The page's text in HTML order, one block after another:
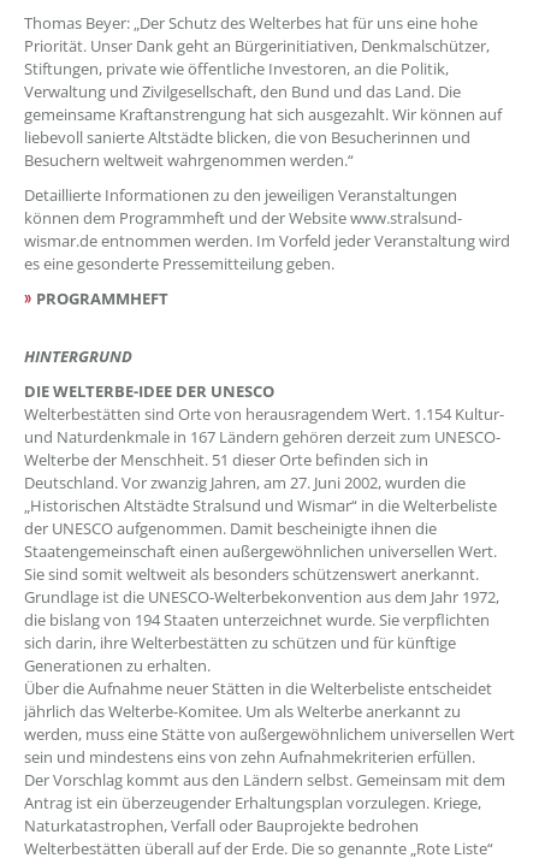
Thomas Beyer: „Der Schutz des Welterbes hat für uns eine hohe
Priorität. Unser Dank geht an Bürgerinitiativen, Denkmalschützer,
Stiftungen, private wie öffentliche Investoren, an die Politik,
Verwaltung und Zivilgesellschaft, den Bund und das Land. Die
gemeinsame Kraftanstrengung hat sich ausgezahlt. Wir können auf
liebevoll sanierte Altstädte blicken, die von Besucherinnen und
Besuchern weltweit wahrgenommen werden.“
Detaillierte Informationen zu den jeweiligen Veranstaltungen
können dem Programmheft und der Website www.stralsund-
wismar.de entnommen werden. Im Vorfeld jeder Veranstaltung wird
es eine gesonderte Pressemitteilung geben.
PROGRAMMHEFT
HINTERGRUND
DIE WELTERBE-IDEE DER UNESCO
Welterbestätten sind Orte von herausragendem Wert. 1.154 Kultur-
und Naturdenkmale in 167 Ländern gehören derzeit zum UNESCO-
Welterbe der Menschheit. 51 dieser Orte befinden sich in
Deutschland. Vor zwanzig Jahren, am 27. Juni 2002, wurden die
„Historischen Altstädte Stralsund und Wismar“ in die Welterbeliste
der UNESCO aufgenommen. Damit bescheinigte ihnen die
Staatengemeinschaft einen außergewöhnlichen universellen Wert.
Sie sind somit weltweit als besonders schützenswert anerkannt.
Grundlage ist die UNESCO-Welterbekonvention aus dem Jahr 1972,
die bislang von 194 Staaten unterzeichnet wurde. Sie verpflichten
sich darin, ihre Welterbestätten zu schützen und für künftige
Generationen zu erhalten.
Über die Aufnahme neuer Stätten in die Welterbeliste entscheidet
jährlich das Welterbe-Komitee. Um als Welterbe anerkannt zu
werden, muss eine Stätte von außergewöhnlichem universellen Wert
sein und mindestens eins von zehn Aufnahmekriterien erfüllen.
Der Vorschlag kommt aus den Ländern selbst. Gemeinsam mit dem
Antrag ist ein überzeugender Erhaltungsplan vorzulegen. Kriege,
Naturkatastrophen, Verfall oder Bauprojekte bedrohen
Welterbestätten überall auf der Erde. Die so genannte „Rote Liste“